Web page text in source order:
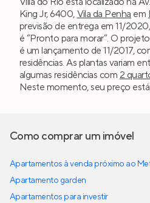
King Jr, 6400, Vila da Penha em
previsão de entrega em 11/
é “Pronto para morar”. O
é um lançamento de 11/2017,
residências. As plantas variam
algumas residências com 2
Neste momento, seu preço
Como comprar um imóvel
Apartamentos à venda próximo ao
Apartamento garden
Apartamentos para investir